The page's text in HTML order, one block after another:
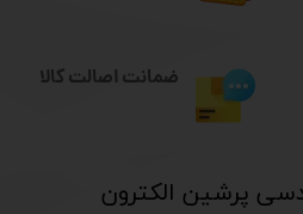
پرشین الکترون​​​​​​​
ضمانت اصالت کالا